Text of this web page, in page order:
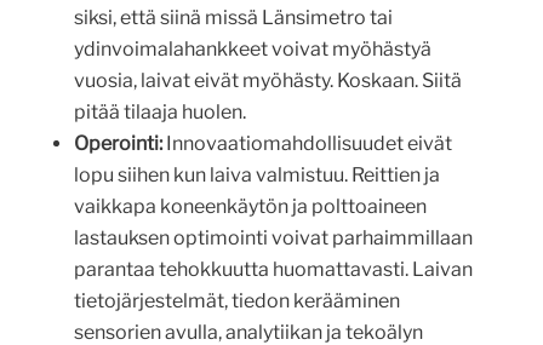
siksi, että siinä missä Länsimetro tai
ydinvoimalahankkeet voivat myöhästyä
vuosia, laivat eivät myöhästy. Koskaan. Siitä
pitää tilaaja huolen.
Operointi:Innovaatiomahdollisuudet eivät
lopu siihen kun laiva valmistuu. Reittien ja
vaikkapa koneenkäytön ja polttoaineen
lastauksen optimointi voivat parhaimmillaan
parantaa tehokkuutta huomattavasti. Laivan
tietojärjestelmät, tiedon kerääminen
sensorien avulla, analytiikan ja tekoälyn